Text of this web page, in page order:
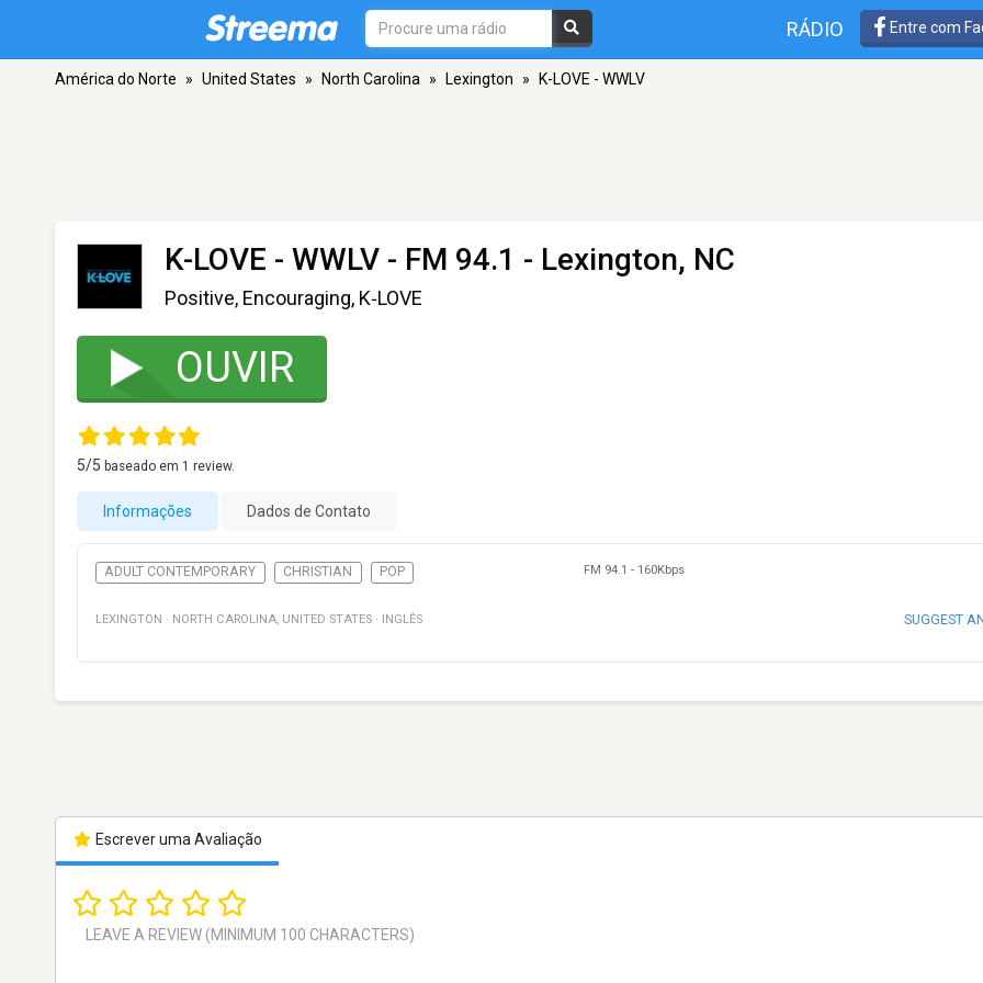
RÁDIO Entre com
América do Norte » United States » North Carolina » Lexington » K-LOVE - WWLV
K-LOVE - WWLV - FM 94.1 - Lexington, NC
Positive, Encouraging, K‑LOVE
OUVIR
5/5 baseado em 1 review.
Informações Dados de Contato
ADULT CONTEMPORARY CHRISTIAN POP FM 94.1 - 160Kbps
LEXINGTON · NORTH CAROLINA, UNITED STATES · INGLÊS SUGGEST
Escrever uma Avaliação